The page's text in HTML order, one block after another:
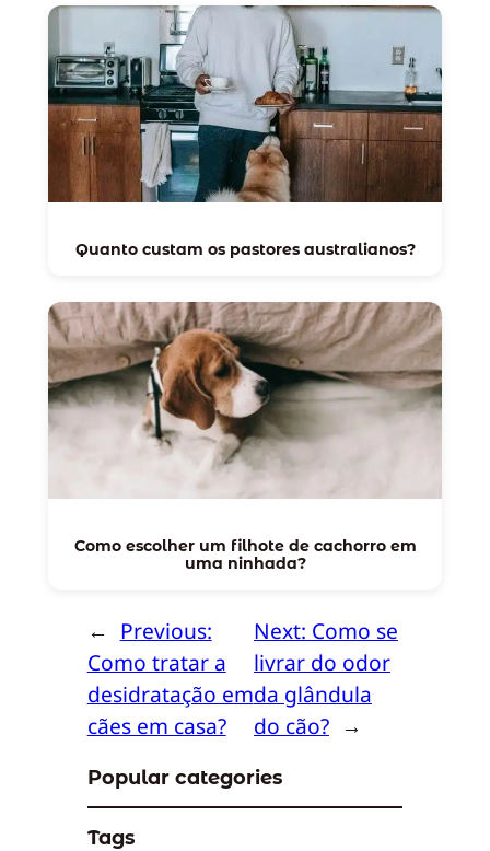
Quanto custam os pastores australianos?
Como escolher um filhote de cachorro em
uma ninhada?
← Previous:
Como tratar a
desidratação em
cães em casa?
Next: Como se
livrar do odor
da glândula
do cão? →
Popular categories
Tags